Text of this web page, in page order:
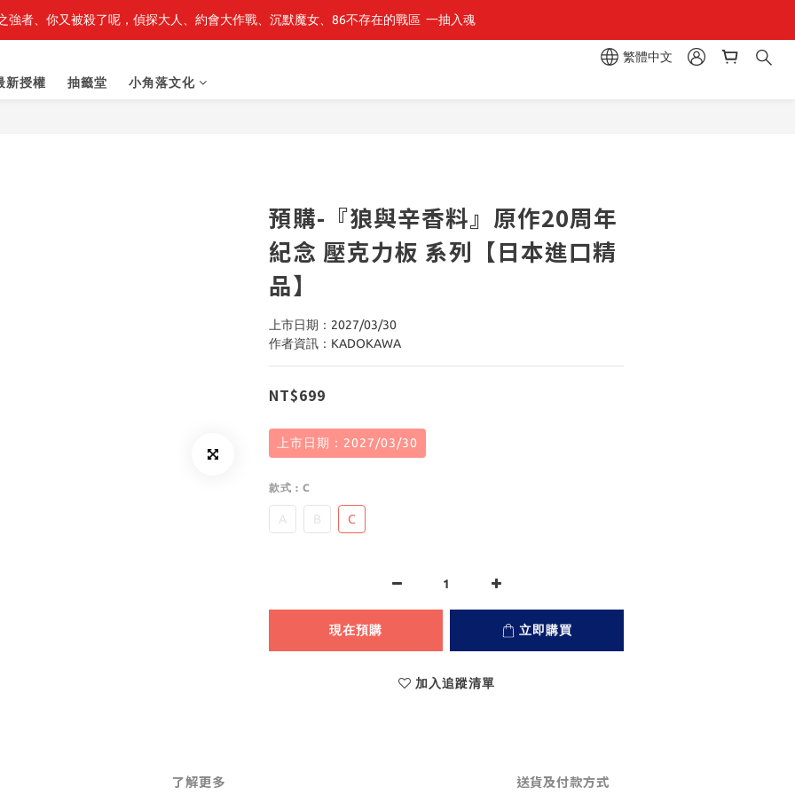
生史萊姆】系列書展🌟系列小說 79 折，滿$389送「完節紀念明信片組」
強者、你又被殺了呢，偵探大人、約會大作戰、沉默魔女、86不存在的戰區  一抽入魂
繁體中文
新授權
抽籤堂 小角落文化
預購-『狼與辛香料』原作20周年
紀念 壓克力板 系列【日本進口精
品】
上市日期：2027/03/30
作者資訊：KADOKAWA
NT$699
上市日期：2027/03/30
款式 : C
A B C
現在預購 立即購買
加入追蹤清單
了解更多 送貨及付款方式